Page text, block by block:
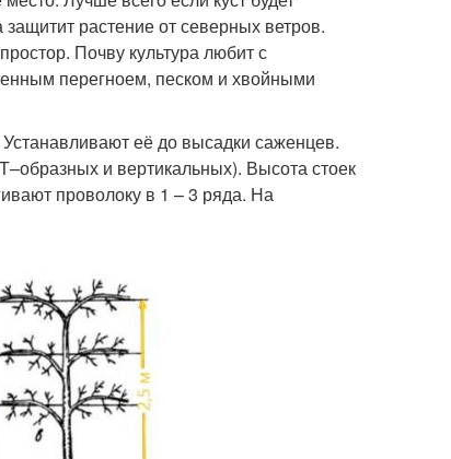
растение от северных ветров.
Почву культура любит с
перегноем, песком и хвойными
её до высадки саженцев.
и вертикальных). Высота стоек
проволоку в 1 – 3 ряда. На